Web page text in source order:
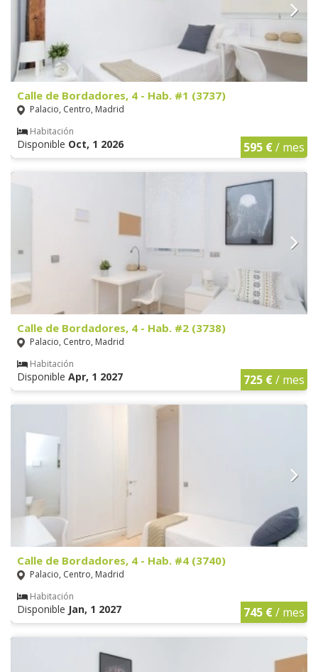
Calle de Bordadores, 4 - Hab. #1 (3737)
Palacio, Centro, Madrid
Habitación
Disponible Oct, 1 2026 595 €/ mes
Calle de Bordadores, 4 - Hab. #2 (3738)
Palacio, Centro, Madrid
Habitación
Disponible Apr, 1 2027 725 €/ mes
Calle de Bordadores, 4 - Hab. #4 (3740)
Palacio, Centro, Madrid
Habitación
Disponible Jan, 1 2027 745 €/ mes